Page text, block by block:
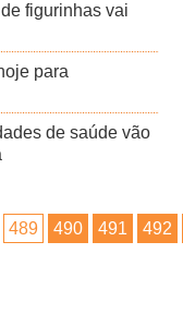
figurinhas vai
para
de saúde vão
489 490 491 492